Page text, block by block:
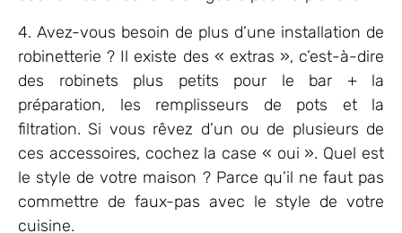
4. Avez-vous besoin de plus d’une installation de
robinetterie ? Il existe des « extras », c’est-à-dire
des robinets plus petits pour le bar + la
préparation, les remplisseurs de pots et la
filtration. Si vous rêvez d’un ou de plusieurs de
ces accessoires, cochez la case « oui ». Quel est
le style de votre maison ? Parce qu’il ne faut pas
commettre de faux-pas avec le style de votre
cuisine.